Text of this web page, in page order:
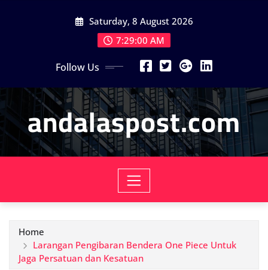
Saturday, 8 August 2026
7:29:02 AM
Follow Us
andalaspost.com
Home
Larangan Pengibaran Bendera One Piece Untuk
Jaga Persatuan dan Kesatuan